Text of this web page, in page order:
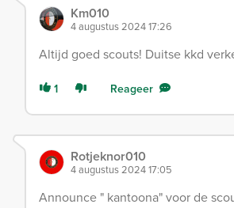
Km010
4 augustus 2024 17:26
Altijd goed scouts! Duitse kkd
1 Reageer
Rotjeknor010
4 augustus 2024 17:05
Announce " kantoona" voor de